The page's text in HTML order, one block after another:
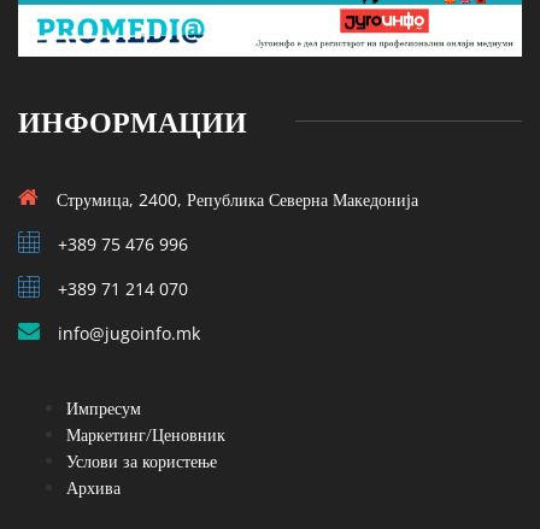
ИНФОРМАЦИИ
Струмица, 2400, Република Северна Македонија
+389 75 476 996
+389 71 214 070
info@jugoinfo.mk
Импресум
Маркетинг/Ценовник
Услови за користење
Архива